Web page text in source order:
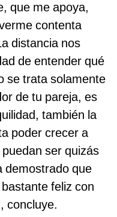
que me apoya,
contenta
distancia nos
de entender qué
se trata solamente
de tu pareja, es
también la
poder crecer a
ser quizás
demostrado que
feliz con
concluye.